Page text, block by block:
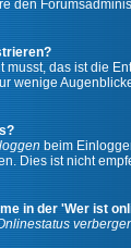
den
musst, das ist die
wenige
beim
Dies ist nicht
in der 'Wer ist